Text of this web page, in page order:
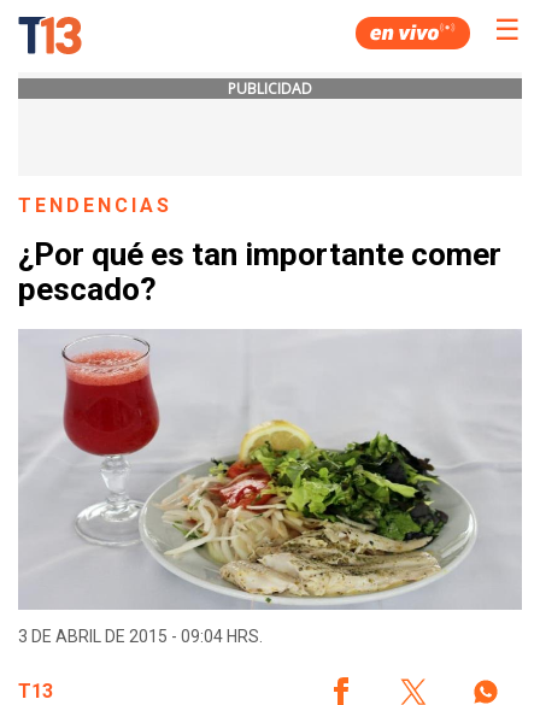
☰
PUBLICIDAD
TENDENCIAS
¿Por qué es tan importante comer
pescado?
3 DE ABRIL DE 2015 - 09:04 HRS.
T13